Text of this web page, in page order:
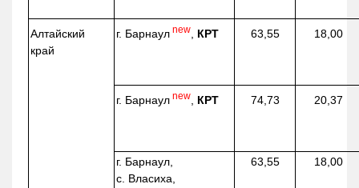
Алтайский
край
г. Барнаул new КРТ 63,55 18,00
г. Барнаул new КРТ 74,73 20,37
г. Барнаул,
с. Власиха,
63,55 18,00